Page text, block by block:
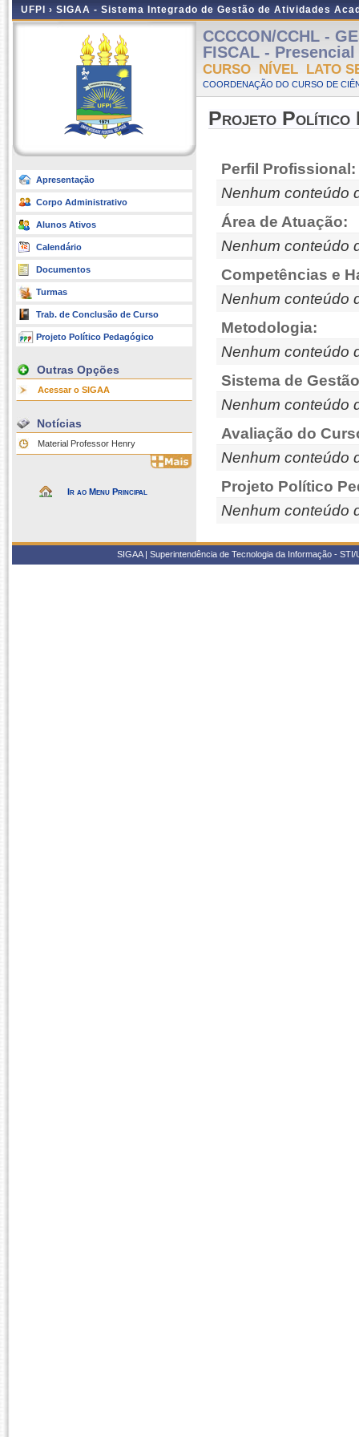
UFPI › SIGAA - Sistema Integrado de Gestão de Atividades
Apresentação
Corpo Administrativo
Alunos Ativos
Calendário
Documentos
Turmas
Trab. de Conclusão de Curso
Projeto Político Pedagógico
Outras Opções
Acessar o SIGAA
Notícias
Material Professor Henry
Ir ao Menu Principal
CCCCON/CCHL -
FISCAL - Presencial
CURSO NÍVEL LATO
COORDENAÇÃO DO CURSO DE
Projeto Político
Perfil Profissional:
Nenhum conteúdo
Área de Atuação:
Nenhum conteúdo
Competências e
Nenhum conteúdo
Metodologia:
Nenhum conteúdo
Sistema de
Nenhum conteúdo
Avaliação do
Nenhum conteúdo
Projeto Político
Nenhum conteúdo
SIGAA | Superintendência de Tecnologia da Informação -